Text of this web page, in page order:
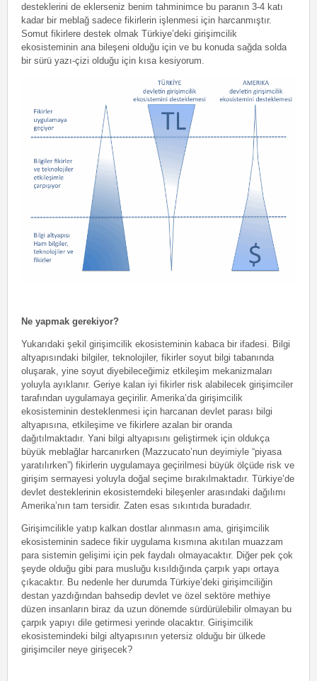
desteklerini de eklerseniz benim tahminimce bu paranın 3-4 katı
kadar bir meblağ sadece fikirlerin işlenmesi için harcanmıştır.
Somut fikirlere destek olmak Türkiye’deki girişimcilik
ekosisteminin ana bileşeni olduğu için ve bu konuda sağda solda
bir sürü yazı-çizi olduğu için kısa kesiyorum.
Ne yapmak gerekiyor?
Yukarıdaki şekil girişimcilik ekosisteminin kabaca bir ifadesi. Bilgi
altyapısındaki bilgiler, teknolojiler, fikirler soyut bilgi tabanında
oluşarak, yine soyut diyebileceğimiz etkileşim mekanizmaları
yoluyla ayıklanır. Geriye kalan iyi fikirler risk alabilecek girişimciler
tarafından uygulamaya geçirilir. Amerika’da girişimcilik
ekosisteminin desteklenmesi için harcanan devlet parası bilgi
altyapısına, etkileşime ve fikirlere azalan bir oranda
dağıtılmaktadır. Yani bilgi altyapısını geliştirmek için oldukça
büyük meblağlar harcanırken (Mazzucato’nun deyimiyle “piyasa
yaratılırken”) fikirlerin uygulamaya geçirilmesi büyük ölçüde risk ve
girişim sermayesi yoluyla doğal seçime bırakılmaktadır. Türkiye’de
devlet desteklerinin ekosistemdeki bileşenler arasındaki dağılımı
Amerika’nın tam tersidir. Zaten esas sıkıntıda buradadır.
Girişimcilikle yatıp kalkan dostlar alınmasın ama, girişimcilik
ekosisteminin sadece fikir uygulama kısmına akıtılan muazzam
para sistemin gelişimi için pek faydalı olmayacaktır. Diğer pek çok
şeyde olduğu gibi para musluğu kısıldığında çarpık yapı ortaya
çıkacaktır. Bu nedenle her durumda Türkiye’deki girişimciliğin
destan yazdığından bahsedip devlet ve özel sektöre methiye
düzen insanların biraz da uzun dönemde sürdürülebilir olmayan bu
çarpık yapıyı dile getirmesi yerinde olacaktır. Girişimcilik
ekosistemindeki bilgi altyapısının yetersiz olduğu bir ülkede
girişimciler neye girişecek?